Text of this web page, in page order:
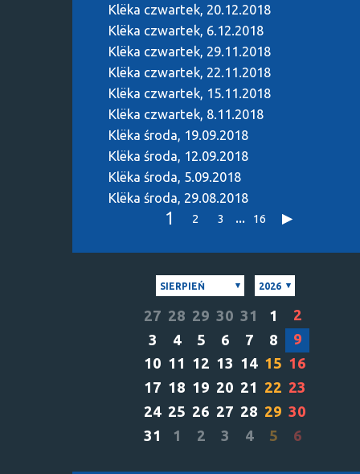
Klëka czwartek, 20.12.2018
Klëka czwartek, 6.12.2018
Klëka czwartek, 29.11.2018
Klëka czwartek, 22.11.2018
Klëka czwartek, 15.11.2018
Klëka czwartek, 8.11.2018
Klëka środa, 19.09.2018
Klëka środa, 12.09.2018
Klëka środa, 5.09.2018
Klëka środa, 29.08.2018
1 2 3 ... 16
SIERPIEŃ 2026
27 28 29 30 31 1
2
3
4 5 6 7 8
9
10 11 12 13 14 15 16
17 18 19 20 21 22 23
24 25 26 27 28 29 30
31
1 2 3 4 5 6